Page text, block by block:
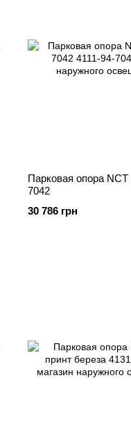
Парковая опора
7042
30 786 грн